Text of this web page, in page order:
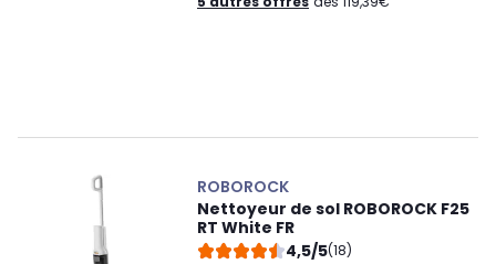
ROBOROCK
Nettoyeur de sol ROBOROCK F25
RT White FR
4,5/5(18)